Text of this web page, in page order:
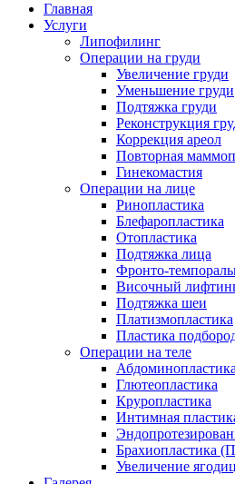
Главная
Услуги
Липофилинг
Операции на груди
Увеличение груди
Уменьшение груди
Подтяжка груди
Реконструкция
Коррекция ареол
Повторная
Гинекомастия
Операции на лице
Ринопластика
Блефаропластика
Отопластика
Подтяжка лица
Фронто-
Височный
Подтяжка шеи
Платизмопластика
Пластика
Операции на теле
Абдоминопластика
Глютеопластика
Круропластика
Интимная
Брахиопластика
Увеличение ягодиц